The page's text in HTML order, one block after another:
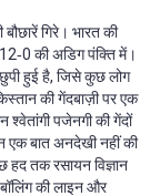
गिरे। भारत की
की अडिग पंक्ति में।
हुई है, जिसे कुछ लोग
की गेंदबाज़ी पर एक
पजेनगी की गेंदों
एक बात अनदेखी नहीं की
हद तक रसायन विज्ञान
की लाइन और